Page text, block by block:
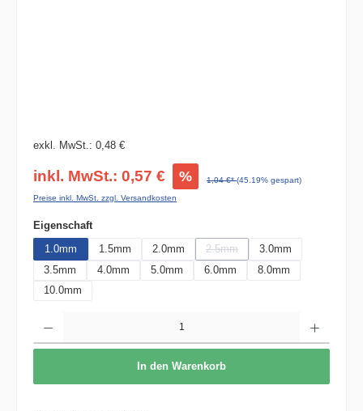
exkl. MwSt.: 0,48 €
inkl. MwSt.: 0,57 € % 1,04 €*(45.19% gespart)
Preise inkl. MwSt. zzgl. Versandkosten
Eigenschaftauswählen
1.0mm
1.5mm 2.0mm 2.5mm
3.0mm
3.5mm
4.0mm 5.0mm 6.0mm
8.0mm
10.0mm
In den Warenkorb